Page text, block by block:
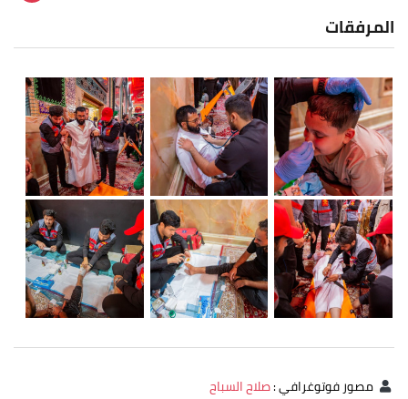
المرفقات
مصور فوتوغرافي:صلاح السباح